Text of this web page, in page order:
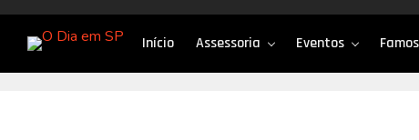
Início Assessoria Eventos